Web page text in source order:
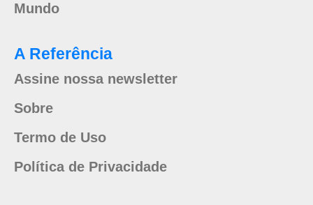
Mundo
A Referência
Assine nossa newsletter
Sobre
Termo de Uso
Política de Privacidade